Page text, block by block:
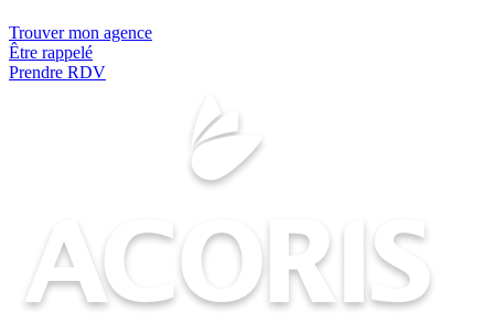
Trouver mon agence
Être rappelé
Prendre RDV